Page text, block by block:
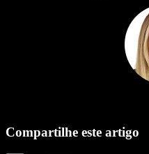
Compartilhe este artigo